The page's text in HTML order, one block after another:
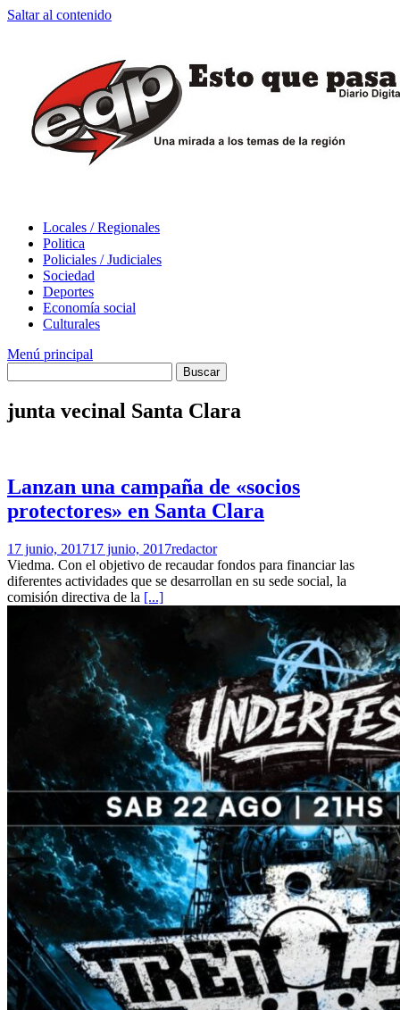
Saltar al contenido
Locales / Regionales
Politica
Policiales / Judiciales
Sociedad
Deportes
Economía social
Culturales
Menú principal
junta vecinal Santa Clara
Lanzan una campaña de «socios
protectores» en Santa Clara
17 junio, 201717 junio, 2017redactor
Viedma. Con el objetivo de recaudar fondos para financiar las
diferentes actividades que se desarrollan en su sede social, la
comisión directiva de la [...]